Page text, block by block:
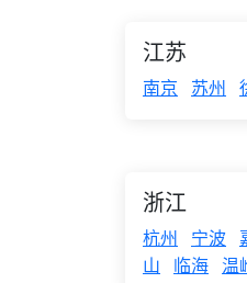
江苏
南京 苏州
浙江
杭州 宁波
山
临海 温